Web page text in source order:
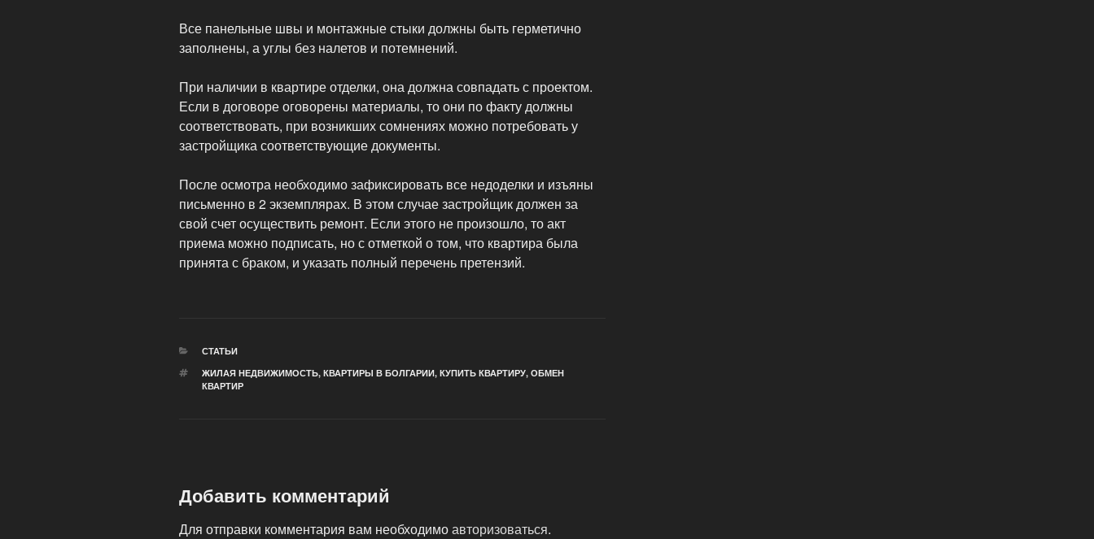
Все панельные швы и монтажные стыки должны быть герметично
заполнены, а углы без налетов и потемнений.
При наличии в квартире отделки, она должна совпадать с проектом.
Если в договоре оговорены материалы, то они по факту должны
соответствовать, при возникших сомнениях можно потребовать у
застройщика соответствующие документы.
После осмотра необходимо зафиксировать все недоделки и изъяны
письменно в 2 экземплярах. В этом случае застройщик должен за
свой счет осуществить ремонт. Если этого не произошло, то акт
приема можно подписать, но с отметкой о том, что квартира была
принята с браком, и указать полный перечень претензий.
РУБРИКИ
СТАТЬИ
МЕТКИ
ЖИЛАЯ НЕДВИЖИМОСТЬ, КВАРТИРЫ В БОЛГАРИИ, КУПИТЬ КВАРТИРУ, ОБМЕН
КВАРТИР
Добавить комментарий
Для отправки комментария вам необходимоавторизоваться.